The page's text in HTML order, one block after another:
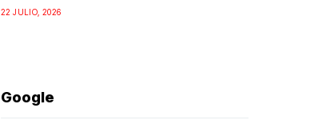
22 JULIO, 2026
Google